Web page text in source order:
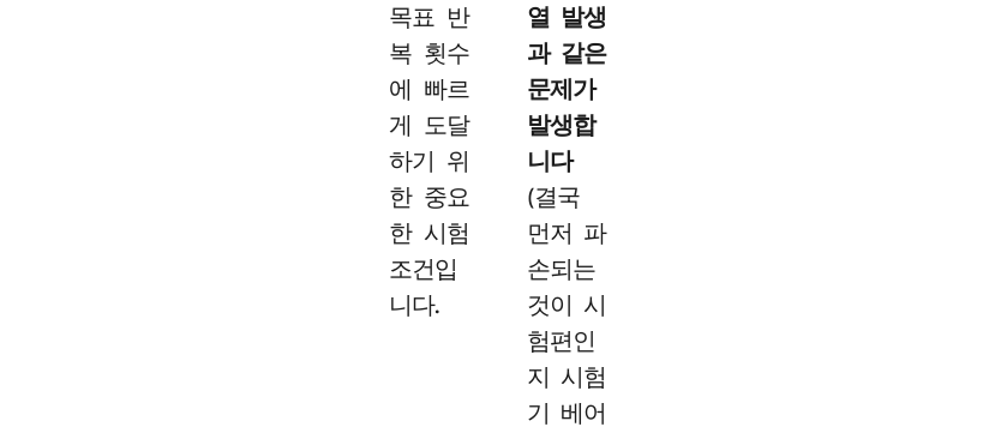
목표 반
복 횟수
에 빠르
게 도달
하기 위
한 중요
한 시험
조건입
니다.
열 발생
과 같은
문제가
발생합
니다
(결국
먼저 파
손되는
것이 시
험편인
지 시험
기 베어